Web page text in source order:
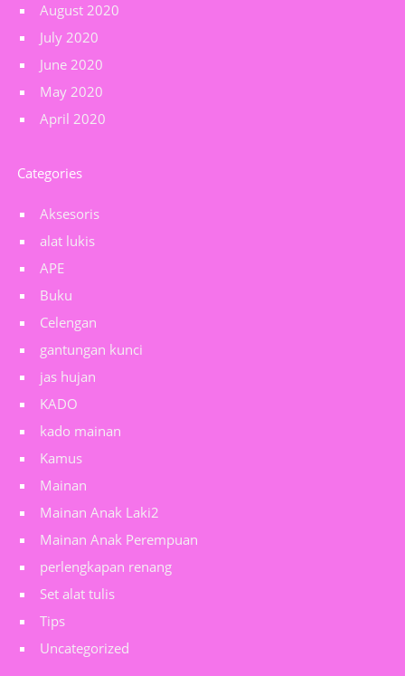
August 2020
July 2020
June 2020
May 2020
April 2020
Categories
Aksesoris
alat lukis
APE
Buku
Celengan
gantungan kunci
jas hujan
KADO
kado mainan
Kamus
Mainan
Mainan Anak Laki2
Mainan Anak Perempuan
perlengkapan renang
Set alat tulis
Tips
Uncategorized